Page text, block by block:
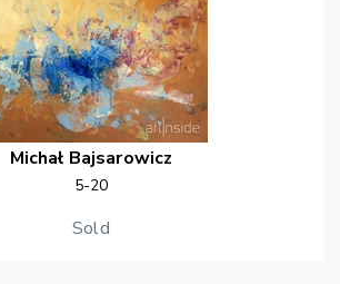
Michał Bajsarowicz
5-20
Sold